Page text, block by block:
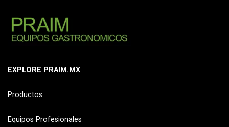
EXPLORE PRAIM.MX
Productos
Equipos Profesionales